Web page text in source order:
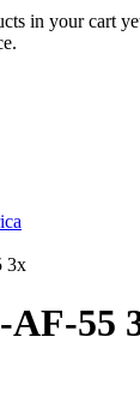
in your cart
3x
AF-55